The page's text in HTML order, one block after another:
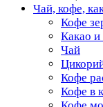
Чай, кофе,
Кофе
Какао и
Чай
Кофе
Кофе в